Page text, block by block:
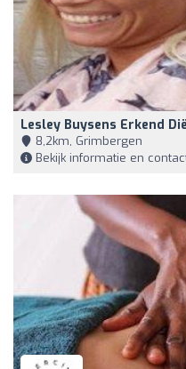
Lesley Buysens Erkend
8,2km, Grimbergen
Bekijk informatie en